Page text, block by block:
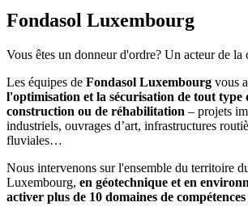
Fondasol Luxembourg
Vous êtes un donneur d'ordre? Un acteur de la
Les équipes de Fondasol Luxembourg vous
l'optimisation et la sécurisation de tout type
construction ou de réhabilitation – projets
industriels, ouvrages d’art, infrastructures
fluviales…
Nous intervenons sur l'ensemble du territoire
Luxembourg, en géotechnique et en
activer plus de 10 domaines de